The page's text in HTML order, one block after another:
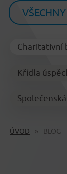
Charitativní
Křídla
ÚVOD BLOG